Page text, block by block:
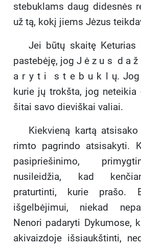
stebuklams daug didesnės
už tą, kokį jiems Jėzus
Jei būtų skaitę Keturias
pastebėję, jog J ė z u s d a
a r y t i s t e b u k l ų. Jog
kurie jų trokšta, jog neteikia
šitai savo dieviškai valiai.
Kiekvieną kartą
rimto pagrindo atsisakyti.
pasipriešinimo,
nusileidžia, kad
praturtinti, kurie prašo.
išgelbėjimui, niekad
Nenori padaryti Dykumose,
akivaizdoje išsiaukštinti,